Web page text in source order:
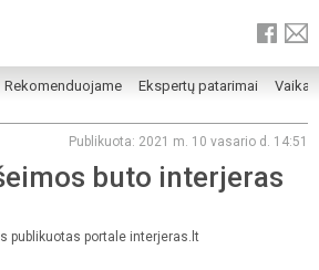
Rekomenduojame Ekspertų patarimai
Publikuota: 2021 m. 10 vasario d. 14:51
buto interjeras
publikuotas portale interjeras.lt